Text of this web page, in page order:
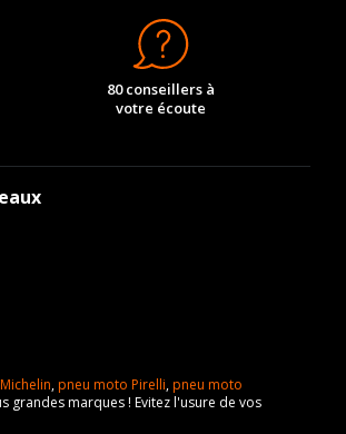
80 conseillers à
votre écoute
,pneu moto Pirelli,pneu moto
marques ! Evitez l'usure de vos